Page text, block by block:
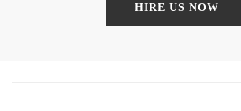
HIRE US NOW